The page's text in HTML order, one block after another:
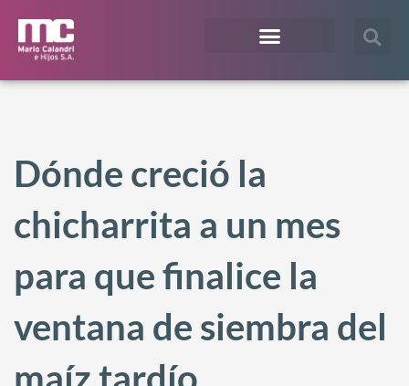
Dónde creció la
chicharrita a un mes
para que finalice la
ventana de siembra del